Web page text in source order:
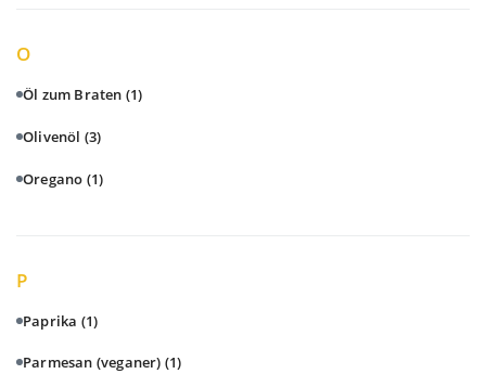
O
Öl zum Braten (1)
Olivenöl (3)
Oregano (1)
P
Paprika (1)
Parmesan (veganer) (1)